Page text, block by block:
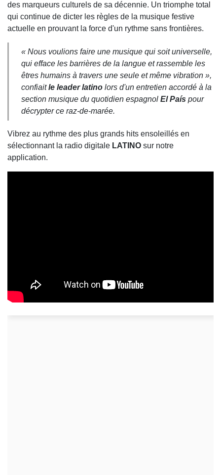
des marqueurs culturels de sa décennie. Un triomphe total
qui continue de dicter les règles de la musique festive
actuelle en prouvant la force d'un rythme sans frontières.
« Nous voulions faire une musique qui soit universelle,
qui efface les barrières de la langue et rassemble les
êtres humains à travers une seule et même vibration »,
confiaitle leader latino lors d'un entretien accordé à la
section musique du quotidien espagnol El País pour
décrypter ce raz-de-marée.
Vibrez au rythme des plus grands hits ensoleillés en
sélectionnant la radio digitale LATINO sur notre
application.